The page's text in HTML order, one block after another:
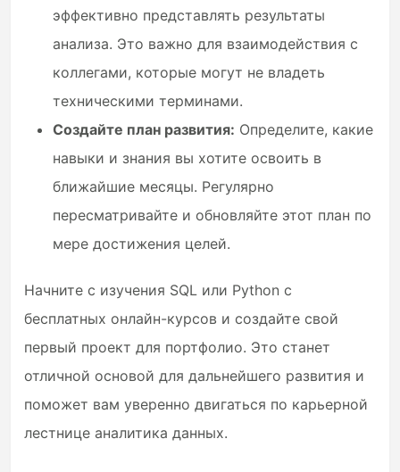
эффективно представлять результаты
анализа. Это важно для взаимодействия с
коллегами, которые могут не владеть
техническими терминами.
Создайте план развития: Определите, какие
навыки и знания вы хотите освоить в
ближайшие месяцы. Регулярно
пересматривайте и обновляйте этот план по
мере достижения целей.
Начните с изучения SQL или Python с
бесплатных онлайн-курсов и создайте свой
первый проект для портфолио. Это станет
отличной основой для дальнейшего развития и
поможет вам уверенно двигаться по карьерной
лестнице аналитика данных.